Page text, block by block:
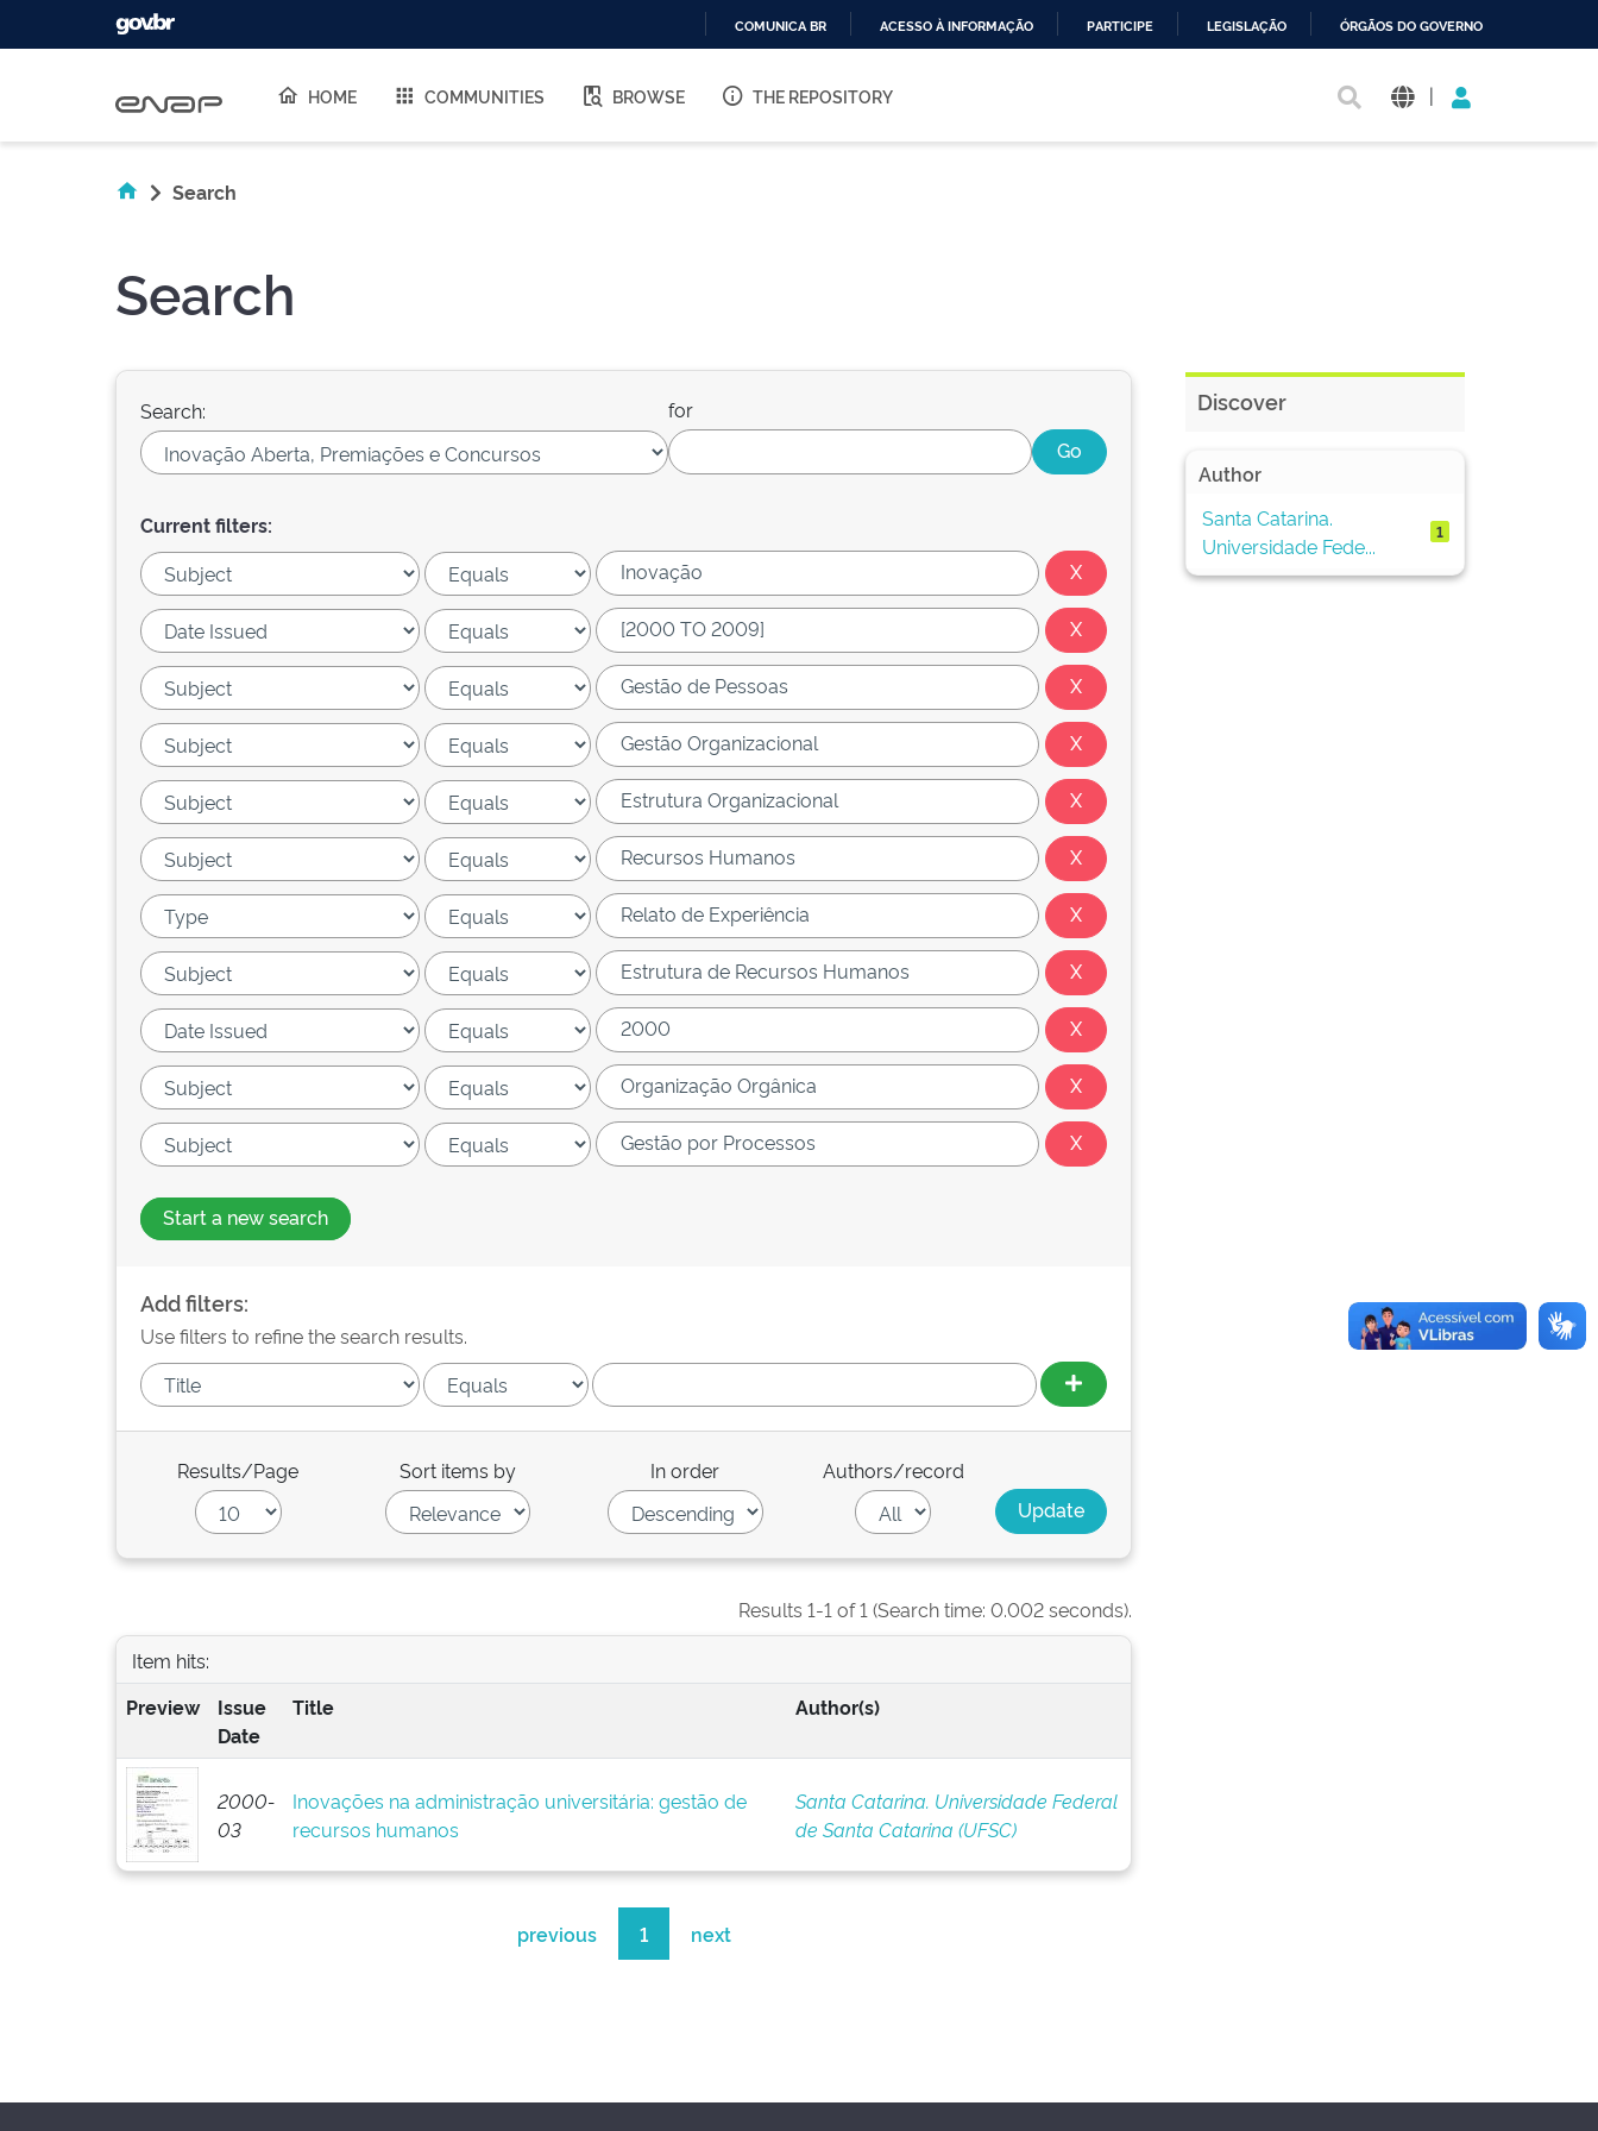
O
COMUNICA BR ACESSO À INFORMAÇÃO PARTICIPE LEGISLAÇÃO ÓRGÃOS DO GOVERNO
HOME COMMUNITIES BROWSE THE REPOSITORY |
Search
Search
Search: for
Current filters:
Start a new search
Add filters:
Use filters to refine the search results.
Results/Page Sort items by In order Authors/record
Results 1-1 of 1 (Search time: 0.002 seconds).
Item hits:
Preview
Issue
Date
Title Author(s)
2000-
03
Inovações na administração universitária: gestão de
recursos humanos
Santa Catarina. Universidade Federal
de Santa Catarina (UFSC)
previous 1 next
Discover
Author
Santa Catarina.
Universidade Fede...
1